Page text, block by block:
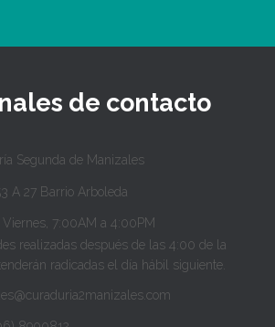
de contacto
Segunda de Manizales
A 27 Barrio Arboleda
Viernes, 7:00AM a 4:00PM
realizadas después de las 4:00 de la
radicadas el día hábil siguiente.